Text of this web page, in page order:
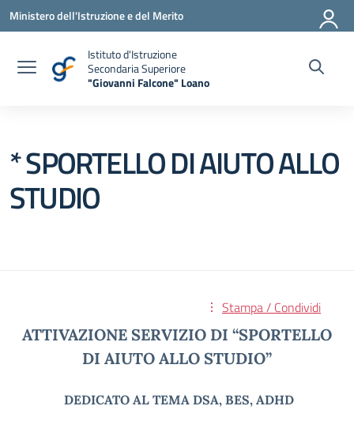
Vai ai contenuti
Vai al menu di navigazione
Vai al footer
Ministero dell'Istruzione e del Merito
Istituto d'Istruzione
Secondaria Superiore
"Giovanni Falcone" Loano
* SPORTELLO DI AIUTO ALLO
STUDIO
Stampa / Condividi
ATTIVAZIONE SERVIZIO DI “SPORTELLO
DI AIUTO ALLO STUDIO”
DEDICATO AL TEMA DSA, BES, ADHD